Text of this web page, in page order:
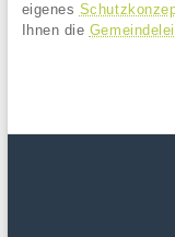
eigenes
Ihnen die